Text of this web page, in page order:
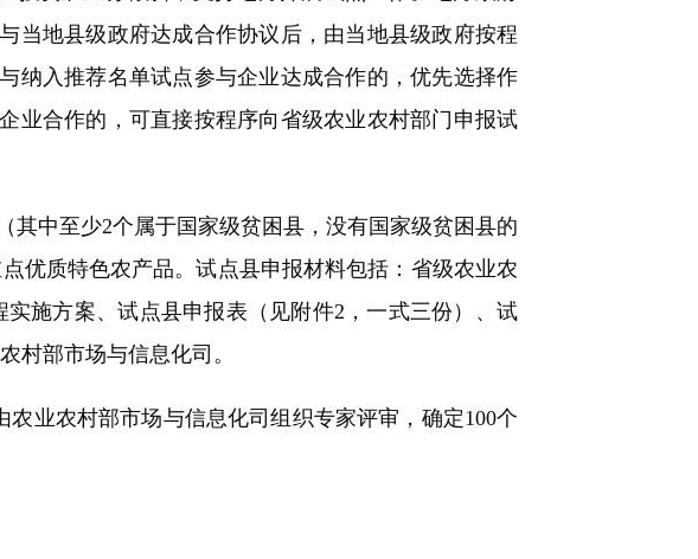
当地县级政府达成合作协议后，由当地县级政府按程
纳入推荐名单试点参与企业达成合作的，优先选择作
业合作的，可直接按程序向省级农业农村部门申报试
中至少2个属于国家级贫困县，没有国家级贫困县的
优质特色农产品。试点县申报材料包括：省级农业农
施方案、试点县申报表（见附件2，一式三份）、试
村部市场与信息化司。
业农村部市场与信息化司组织专家评审，确定100个